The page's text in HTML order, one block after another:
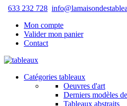
633 232 728
Mon compte
Valider mon panier
Contact
Catégories tableaux
Oeuvres d'art
Derniers modèles
Tableaux abstraits